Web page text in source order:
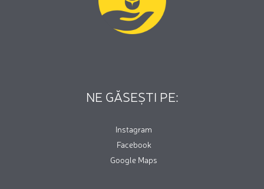
NE GĂSEȘTI PE:
Instagram
Facebook
Google Maps